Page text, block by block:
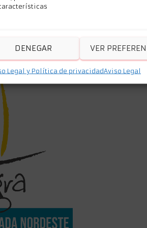
DENEGAR VER
Legal y Política de privacidadAviso Legal